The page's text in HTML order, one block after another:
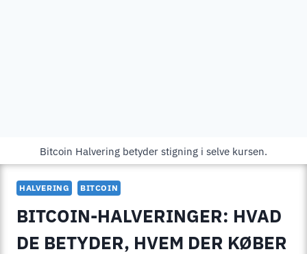
Bitcoin Halvering betyder stigning i selve kursen.
HALVERING BITCOIN
BITCOIN-HALVERINGER: HVAD
DE BETYDER, HVEM DER KØBER